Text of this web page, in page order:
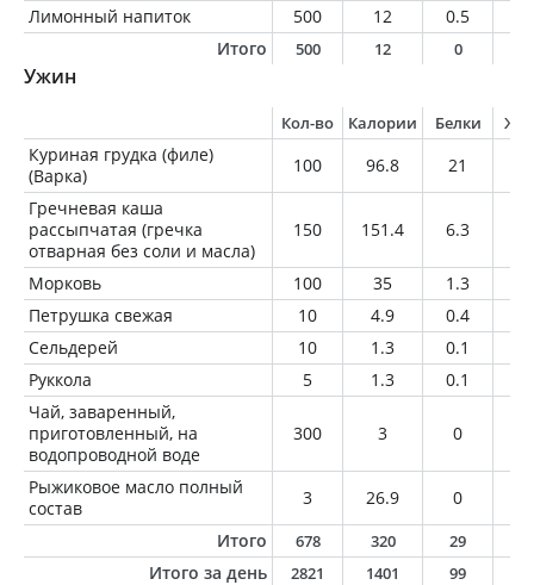
Лимонный напиток 500 12 0.5
Итого
500 12 0
Ужин
Кол-во Калории Белки
Куриная грудка (филе)
(Варка)
100 96.8 21
Гречневая каша
рассыпчатая (гречка
отварная без соли и масла)
150 151.4 6.3
Морковь 100 35 1.3
Петрушка свежая
10 4.9 0.4
Сельдерей
10 1.3 0.1
Руккола
5 1.3 0.1
Чай, заваренный,
приготовленный, на
водопроводной воде
300 3 0
Рыжиковое масло полный
состав
3 26.9 0
Итого
678 320 29
Итого за день 2821 1401 99